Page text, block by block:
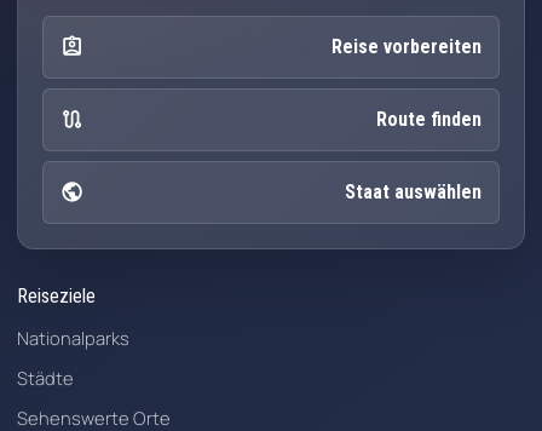
assignment_ind Reise vorbereiten
route Route finden
public Staat auswählen
Reiseziele
Nationalparks
Städte
Sehenswerte Orte